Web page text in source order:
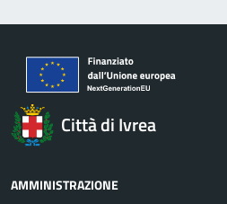
Città di Ivrea
AMMINISTRAZIONE